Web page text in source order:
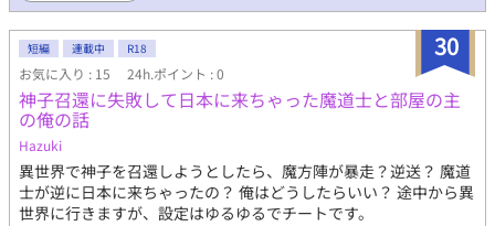
30
短編 連載中 R18
お気に入り : 15 24h.ポイント : 0
神子召還に失敗して日本に来ちゃった魔道士と部屋の主
の俺の話
Hazuki
異世界で神子を召還しようとしたら、魔方陣が暴走？逆送？ 魔道
士が逆に日本に来ちゃったの？ 俺はどうしたらいい？ 途中から異
世界に行きますが、設定はゆるゆるでチートです。